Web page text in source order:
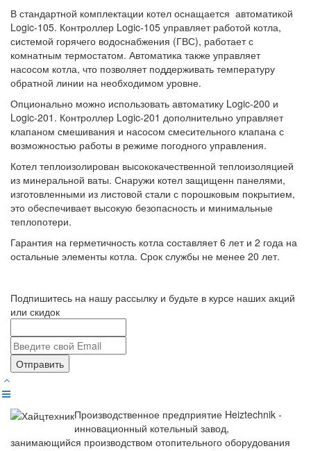
В стандартной комплектации котел оснащается автоматикой
Logic-105. Контроллер Logic-105 управляет работой котла,
системой горячего водоснабжения (ГВС), работает с
комнатным термостатом. Автоматика также управляет
насосом котла, что позволяет поддерживать температуру
обратной линии на необходимом уровне.
Опционально можно использовать автоматику Logic-200 и
Logic-201. Контроллер Logic-201 дополнительно управляет
клапаном смешивания и насосом смесительного клапана с
возможностью работы в режиме погодного управления.
Котел теплоизолирован высококачественной теплоизоляцией
из минеральной ваты. Снаружи котел защищенн панелями,
изготовленными из листовой стали с порошковым покрытием,
это обеспечивает высокую безопасность и минимальные
теплопотери.
Гарантия на герметичность котла составляет 6 лет и 2 года на
остальные элементы котла. Срок службы не менее 20 лет.
Подпишитесь на нашу рассылку и будьте в курсе наших акций
или скидок
Отправить
Производственное предприятие Heiztechnik -
инновационный котельный завод,
занимающийся производством отопительного оборудования